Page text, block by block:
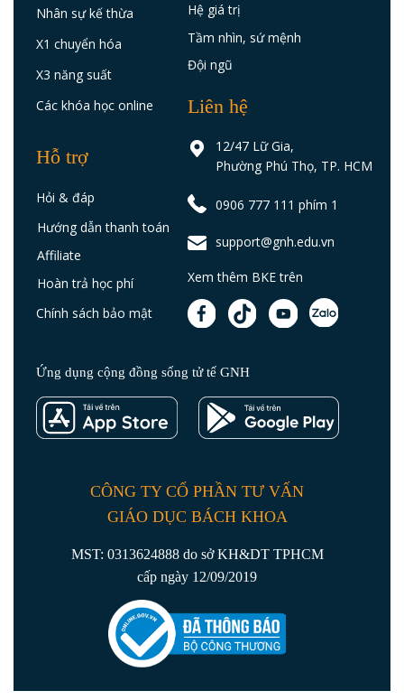
Hệ giá trị
Tầm nhìn, sứ mệnh
Đội ngũ
Liên hệ
12/47 Lữ Gia,
Phường Phú Thọ, TP. HCM
0906 777 111 phím 1
support@gnh.edu.vn
Nhân sự kế thừa
X3 năng suất
Các khóa học online
X1 chuyển hóa
Ứng dụng cộng đồng sống tử tế GNH
Hỗ trợ
Hỏi & đáp
Hoàn trả học phí
Affiliate
Chính sách bảo mật
Hướng dẫn thanh toán
Xem thêm BKE trên
MST: 0313624888 do sở KH&DT TPHCM
cấp ngày 12/09/2019
CÔNG TY CỔ PHẦN TƯ VẤN
GIÁO DỤC BÁCH KHOA